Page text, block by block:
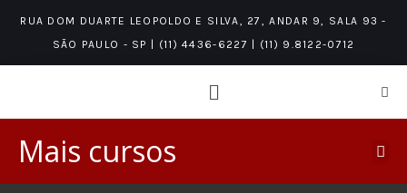
RUA DOM DUARTE LEOPOLDO E SILVA, 27, ANDAR 9, SALA 93 -
SÃO PAULO - SP | (11) 4436-6227 | (11) 9.8122-0712
Mais cursos